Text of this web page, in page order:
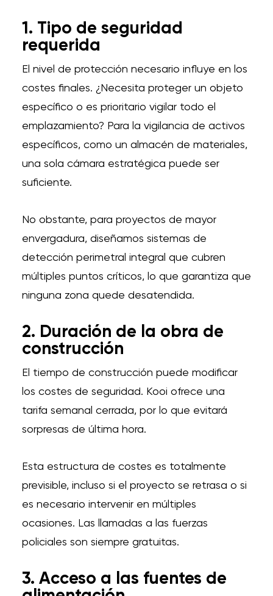
1. Tipo de seguridad
requerida
El nivel de protección necesario influye en los
costes finales. ¿Necesita proteger un objeto
específico o es prioritario vigilar todo el
emplazamiento? Para la vigilancia de activos
específicos, como un almacén de materiales,
una sola cámara estratégica puede ser
suficiente.
No obstante, para proyectos de mayor
envergadura, diseñamos sistemas de
detección perimetral integral que cubren
múltiples puntos críticos, lo que garantiza que
ninguna zona quede desatendida.
2. Duración de la obra de
construcción
El tiempo de construcción puede modificar
los costes de seguridad. Kooi ofrece una
tarifa semanal cerrada, por lo que evitará
sorpresas de última hora.
Esta estructura de costes es totalmente
previsible, incluso si el proyecto se retrasa o si
es necesario intervenir en múltiples
ocasiones. Las llamadas a las fuerzas
policiales son siempre gratuitas.
3. Acceso a las fuentes de